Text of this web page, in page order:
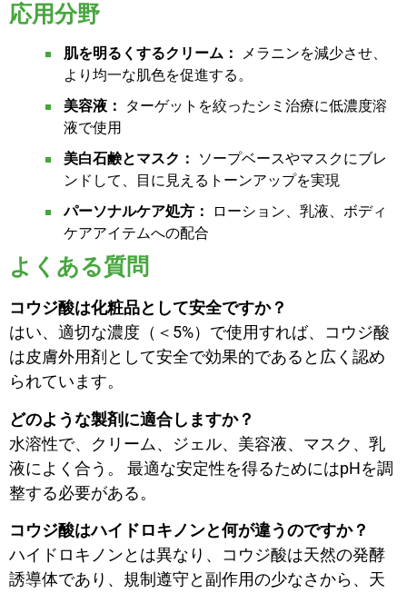
応用分野
肌を明るくするクリーム：
メラニンを減少させ、
より均一な肌色を促進する。
美容液：
ターゲットを絞ったシミ治療に低濃度溶
液で使用
美白石鹸とマスク：
ソープベースやマスクにブレ
ンドして、目に見えるトーンアップを実現
パーソナルケア処方：
ローション、乳液、ボディ
ケアアイテムへの配合
よくある質問
コウジ酸は化粧品として安全ですか？
はい、適切な濃度（＜5%）で使用すれば、コウジ酸
は皮膚外用剤として安全で効果的であると広く認め
られています。
どのような製剤に適合しますか？
水溶性で、クリーム、ジェル、美容液、マスク、乳
液によく合う。 最適な安定性を得るためにはpHを調
整する必要がある。
コウジ酸はハイドロキノンと何が違うのですか？
ハイドロキノンとは異なり、コウジ酸は天然の発酵
誘導体であり、規制遵守と副作用の少なさから、天